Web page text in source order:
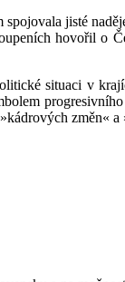
jisté
hovořil o
situaci v
změn«